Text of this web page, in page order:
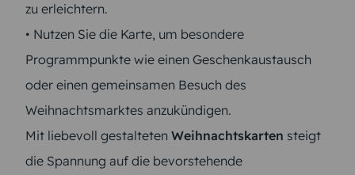
zu erleichtern.
• Nutzen Sie die Karte, um besondere
Programmpunkte wie einen Geschenkaustausch
oder einen gemeinsamen Besuch des
Weihnachtsmarktes anzukündigen.
Mit liebevoll gestalteten Weihnachtskarten steigt
die Spannung auf die bevorstehende